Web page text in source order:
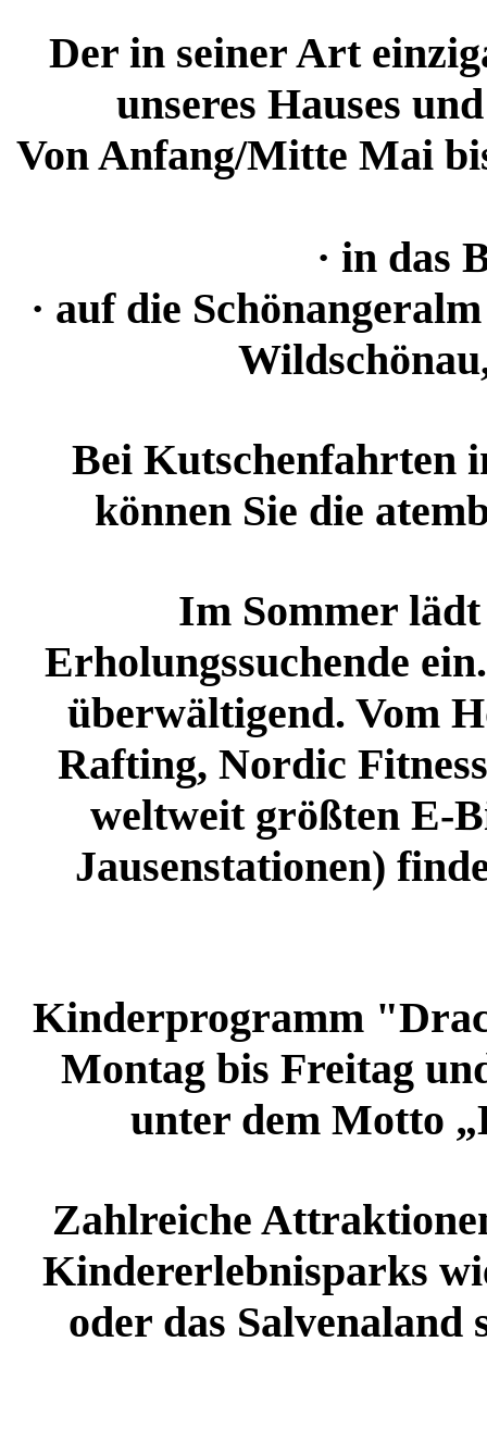
Der in seiner Art
unseres Hauses
Von Anfang/Mitte Mai
· in das
· auf die
Bei Kutschenfahrten
können Sie die
Im Sommer
Erholungssuchende
überwältigend. Vom
Rafting, Nordic
weltweit größten E-
Jausenstationen)
Kinderprogramm
Montag bis Freitag
unter dem Motto
Zahlreiche
Kindererlebnisparks
oder das